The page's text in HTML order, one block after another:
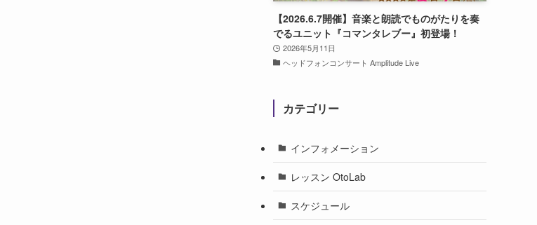
【2026.6.7開催】音楽と朗読でものがたりを奏
でるユニット『コマンタレブー』初登場！
2026年5月11日
ヘッドフォンコンサート Amplitude Live
カテゴリー
インフォメーション
レッスン OtoLab
スケジュール